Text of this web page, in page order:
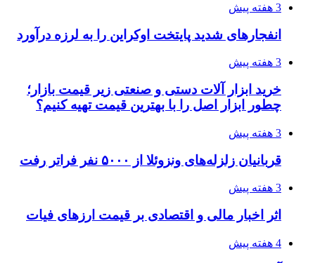
3 هفته پیش
انفجارهای شدید پایتخت اوکراین را به لرزه درآورد
3 هفته پیش
خرید ابزار آلات دستی و صنعتی زیر قیمت بازار؛
چطور ابزار اصل را با بهترین قیمت تهیه کنیم؟
3 هفته پیش
قربانیان زلزله‌های ونزوئلا از ۵۰۰۰ نفر فراتر رفت
3 هفته پیش
اثر اخبار مالی و اقتصادی بر قیمت ارزهای فیات
4 هفته پیش